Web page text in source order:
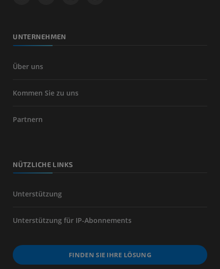
UNTERNEHMEN
Über uns
Kommen Sie zu uns
Partnern
NÜTZLICHE LINKS
Unterstützung
Unterstützung für IP-Abonnements
FINDEN SIE IHRE LÖSUNG